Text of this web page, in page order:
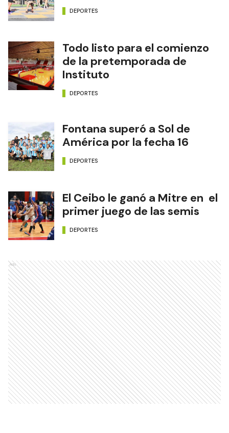
DEPORTES
Todo listo para el comienzo
de la pretemporada de
Instituto
DEPORTES
Fontana superó a Sol de
América por la fecha 16
DEPORTES
El Ceibo le ganó a Mitre en el
primer juego de las semis
DEPORTES
Ads